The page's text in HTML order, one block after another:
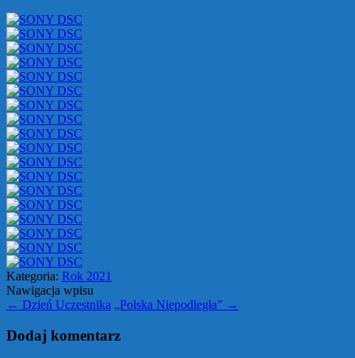
Kategoria: Rok 2021
Nawigacja wpisu
← Dzień Uczestnika „Polska Niepodległa” →
Dodaj komentarz